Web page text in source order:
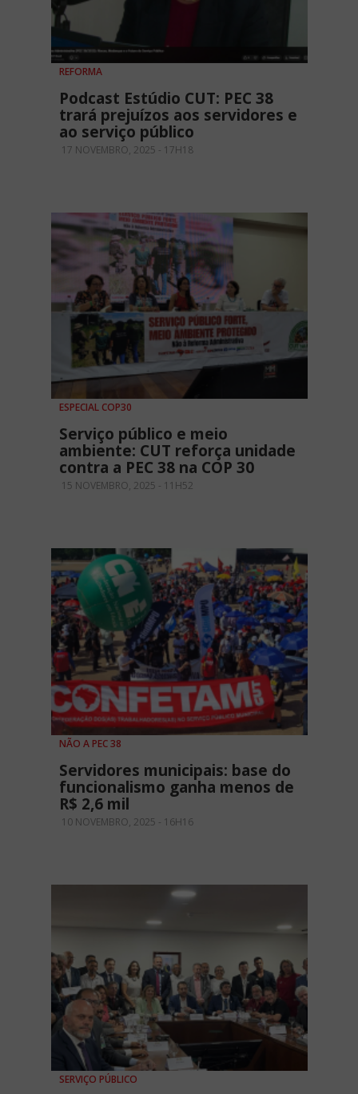
REFORMA
Podcast Estúdio CUT: PEC 38
trará prejuízos aos servidores e
ao serviço público
17 NOVEMBRO, 2025 - 17H18
ESPECIAL COP30
Serviço público e meio
ambiente: CUT reforça unidade
contra a PEC 38 na COP 30
15 NOVEMBRO, 2025 - 11H52
NÃO A PEC 38
Servidores municipais: base do
funcionalismo ganha menos de
R$ 2,6 mil
10 NOVEMBRO, 2025 - 16H16
SERVIÇO PÚBLICO